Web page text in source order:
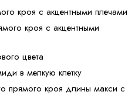
кроя с акцентными плечами
кроя с акцентными
цвета
в мелкую клетку
прямого кроя длины макси с